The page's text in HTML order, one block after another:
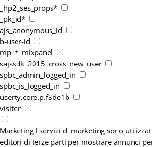
_hp2_ses_props*
_pk_id*
ajs_anonymous_id
b-user-id
mp_*_mixpanel
sajssdk_2015_cross_new_user
spbc_admin_logged_in
spbc_is_logged_in
userty.core.p.f3de1b
visitor
Marketing I servizi di marketing sono
editori di terze parti per mostrare annunci